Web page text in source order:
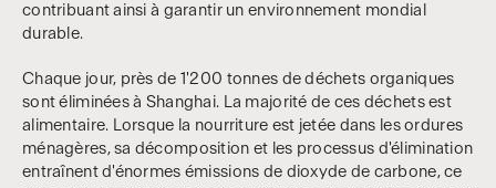
contribuant ainsi à garantir un environnement mondial
durable.
Chaque jour, près de 1'200 tonnes de déchets organiques
sont éliminées à Shanghai. La majorité de ces déchets est
alimentaire. Lorsque la nourriture est jetée dans les ordures
ménagères, sa décomposition et les processus d'élimination
entraînent d'énormes émissions de dioxyde de carbone, ce